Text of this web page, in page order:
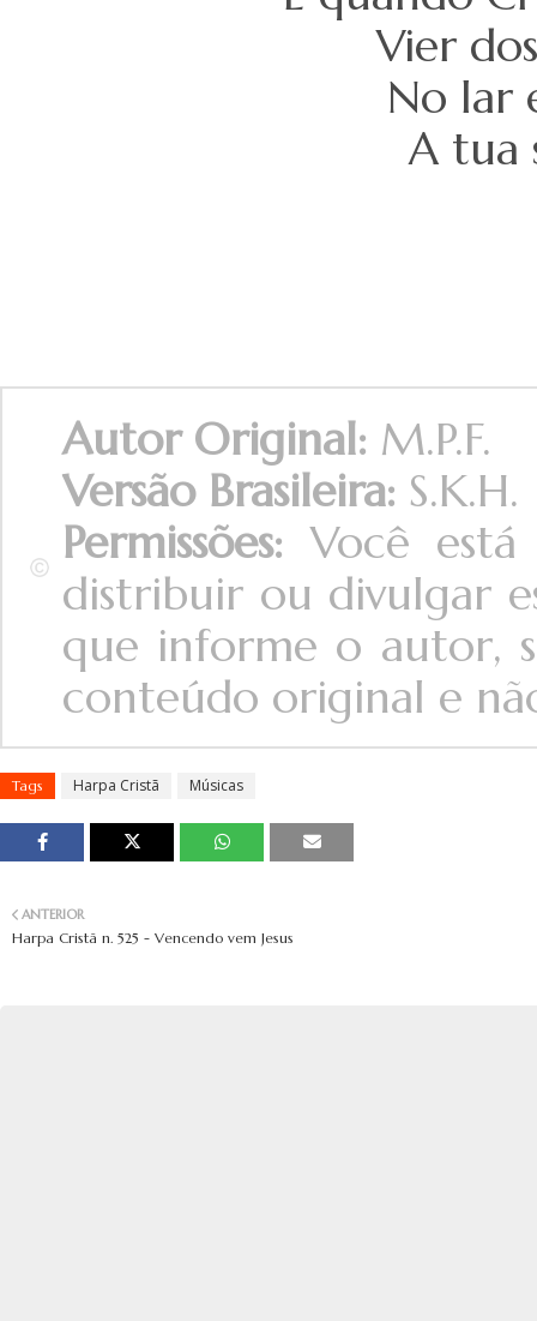
Vier
No lar
A tua
Autor Original: M.P.F.
Versão Brasileira: S.K.H.
Permissões:Você
distribuir ou divulgar
que informe o autor,
conteúdo original e
Tags Harpa Cristã Músicas
ANTERIOR
Harpa Cristã n. 525 - Vencendo vem Jesus